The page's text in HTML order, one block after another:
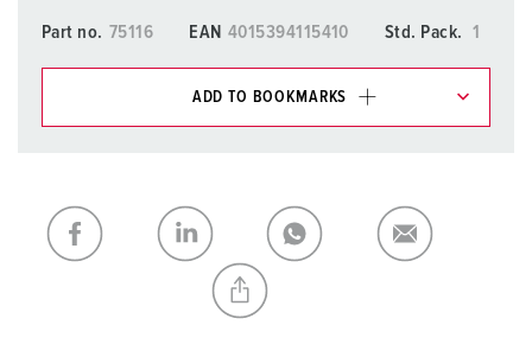
Part no. 75116 EAN 4015394115410 Std. Pack. 1
ADD TO BOOKMARKS
My list ADD
CREATE A NEW LIST